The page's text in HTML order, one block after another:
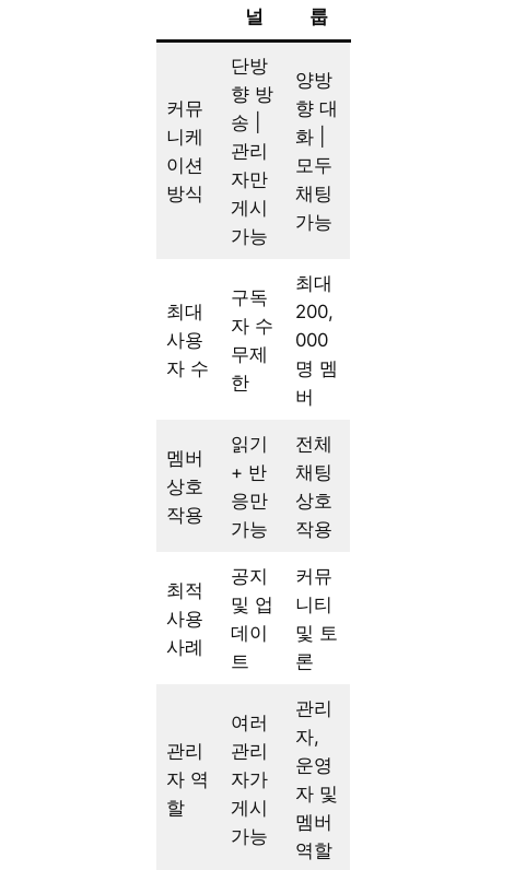
널
룹
커뮤
니케
이션
방식
단방
향 방
송 |
관리
자만
게시
가능
양방
향 대
화 |
모두
채팅
가능
최대
사용
자 수
구독
자 수
무제
한
최대
200,
000
명 멤
버
멤버
상호
작용
읽기
+ 반
응만
가능
전체
채팅
상호
작용
최적
사용
사례
공지
및 업
데이
트
커뮤
니티
및 토
론
관리
자 역
할
여러
관리
자가
게시
가능
관리
자,
운영
자 및
멤버
역할